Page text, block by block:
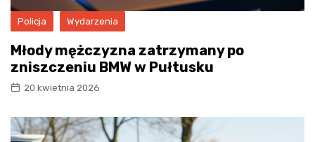
Policja Wydarzenia
Młody mężczyzna zatrzymany po
zniszczeniu BMW w Pułtusku
20 kwietnia 2026